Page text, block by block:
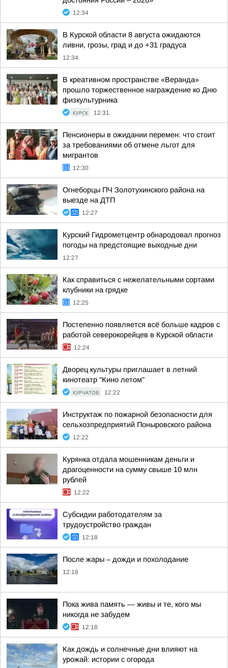
12:34
В Курской области 8 августа ожидаются
ливни, грозы, град и до +31 градуса
12:34
В креативном пространстве «Веранда»
прошло торжественное награждение ко Дню
физкультурника
КУРСК 12:31
Пенсионеры в ожидании перемен: что стоит
за требованиями об отмене льгот для
мигрантов
12:30
Огнеборцы ПЧ Золотухинского района на
выезде на ДТП
12:27
Курский Гидрометцентр обнародовал прогноз
погоды на предстоящие выходные дни
12:27
Как справиться с нежелательными сортами
клубники на грядке
12:25
Постепенно появляется всё больше кадров с
работой северокорейцев в Курской области
12:24
Дворец культуры приглашает в летний
кинотеатр "Кино летом"
КУРЧАТОВ 12:22
Инструктаж по пожарной безопасности для
сельхозпредприятий Поныровского района
12:22
Курянка отдала мошенникам деньги и
драгоценности на сумму свыше 10 млн
рублей
12:22
Субсидии работодателям за
трудоустройство граждан
12:18
После жары – дожди и похолодание
12:18
Пока жива память — живы и те, кого мы
никогда не забудем
12:18
Как дождь и солнечные дни влияют на
урожай: истории с огорода